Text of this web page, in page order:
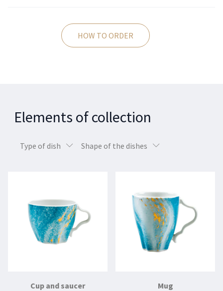
HOW TO ORDER
Elements of collection
Type of dish Shape of the dishes
Cup and saucer Mug